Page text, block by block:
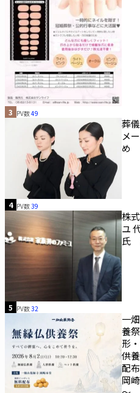
3 PV数49
葬
メ
め
4 PV数39
株
ユ
氏
5 PV数32
一
養
形
供
配
岡